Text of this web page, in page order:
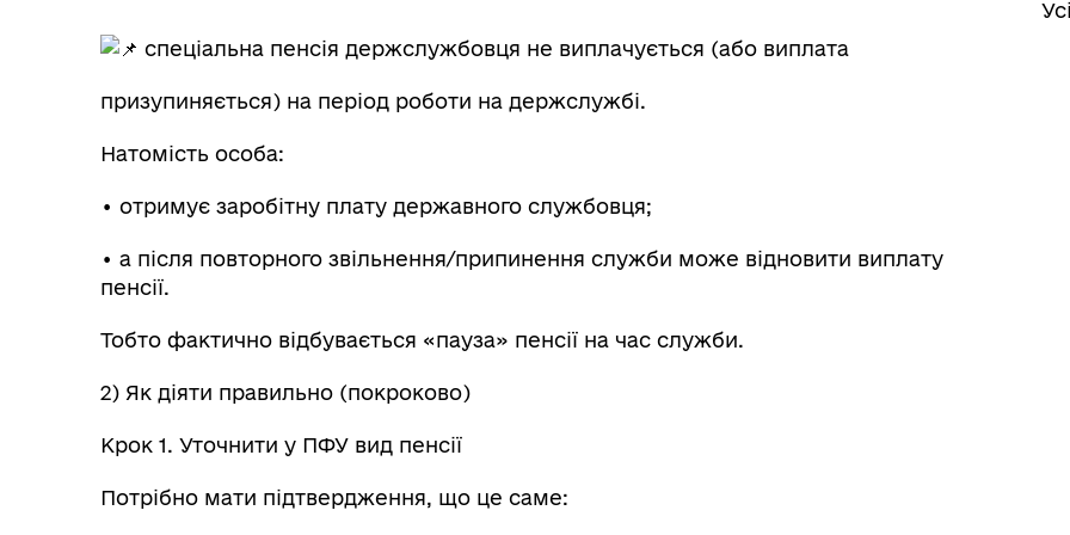
спеціальна пенсія держслужбовця не виплачується (або виплата
призупиняється) на період роботи на держслужбі.
Натомість особа:
• отримує заробітну плату державного службовця;
• а після повторного звільнення/припинення служби може відновити виплату
пенсії.
Тобто фактично відбувається «пауза» пенсії на час служби.
2) Як діяти правильно (покроково)
Крок 1. Уточнити у ПФУ вид пенсії
Потрібно мати підтвердження, що це саме: